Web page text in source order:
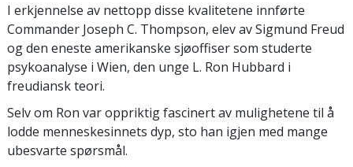
I erkjennelse av nettopp disse kvalitetene innførte
Commander Joseph C. Thompson, elev av Sigmund Freud
og den eneste amerikanske sjøoffiser som studerte
psykoanalyse i Wien, den unge L. Ron Hubbard i
freudiansk teori.
Selv om Ron var oppriktig fascinert av mulighetene til å
lodde menneskesinnets dyp, sto han igjen med mange
ubesvarte spørsmål.